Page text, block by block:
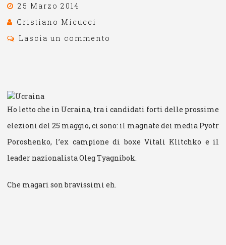
25 Marzo 2014
Cristiano Micucci
Lascia un commento
Ho letto che in Ucraina, tra i candidati forti delle prossime
elezioni del 25 maggio, ci sono: il magnate dei media Pyotr
Poroshenko, l’ex campione di boxe Vitali Klitchko e il
leader nazionalista Oleg Tyagnibok.
Che magari son bravissimi eh.